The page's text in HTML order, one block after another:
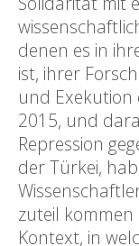
denen es in
ist, ihrer
und Exekution
2015, und
Repression
der Türkei,
zuteil kommen
Kontext, in